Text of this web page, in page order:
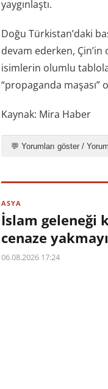
yaygınlaştı.
Doğu Türkistan’daki
devam ederken,
isimlerin olumlu
“propaganda
Kaynak: Mira Haber
💬 Yorumları göster /
ASYA
İslam geleneği
cenaze
06.08.2026 17:24